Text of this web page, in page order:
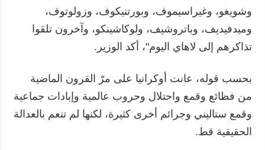
وشويغو، وغيراسيموف، وبورتنيكوف، وزولوتوف،
وميدفيديف، وباتروشيف، ولوكاشينكو، وآخرون تلقوا
تذاكرهم إلى لاهاي اليوم"، أكد الوزير.
بحسب قوله، عانت أوكرانيا على مرّ القرون الماضية
من فظائع وقمع واحتلال وحروب عالمية وإبادات جماعية
وقمع ستاليني وجرائم أخرى كثيرة، لكنها لم تنعم بالعدالة
الحقيقية قط.